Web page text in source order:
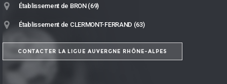
Établissement de BRON (69)
Établissement de CLERMONT-FERRAND (63)
CONTACTER LA LIGUE AUVERGNE RHÔNE-ALPES